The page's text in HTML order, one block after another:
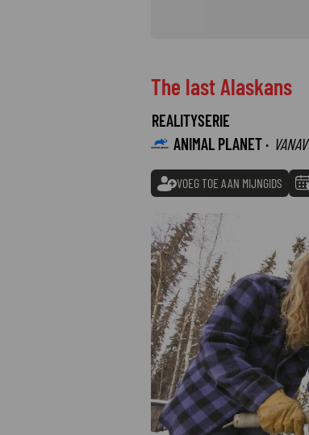
The last Alaskans
REALITYSERIE
ANIMAL PLANET ·
VOEG TOE AAN MIJNGIDS